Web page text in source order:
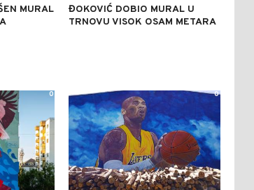
MURAL
ĐOKOVIĆ DOBIO MURAL U
TRNOVU VISOK OSAM METARA
0 0